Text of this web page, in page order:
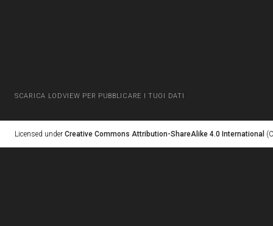
SCARICA LODVIEW PER PUBBLICARE I TUOI DATI
Licensed under Creative Commons Attribution-ShareAlike 4.0 International